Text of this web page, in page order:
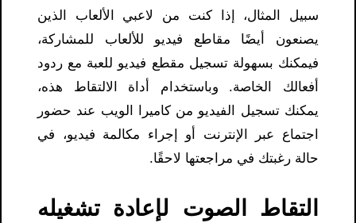
سبيل المثال، إذا كنت من لاعبي الألعاب الذين
يصنعون أيضًا مقاطع فيديو للألعاب للمشاركة،
فيمكنك بسهولة تسجيل مقطع فيديو للعبة مع ردود
أفعالك الخاصة. وباستخدام أداة الالتقاط هذه،
يمكنك تسجيل الفيديو من كاميرا الويب عند حضور
اجتماع عبر الإنترنت أو إجراء مكالمة فيديو، في
حالة رغبتك في مراجعتها لاحقًا.
التقاط الصوت لإعادة تشغيله